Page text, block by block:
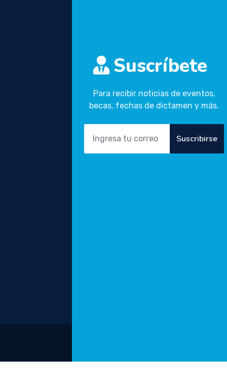
Suscríbete
Para recibir noticias de eventos,
becas, fechas de dictamen y más.
Suscribirse